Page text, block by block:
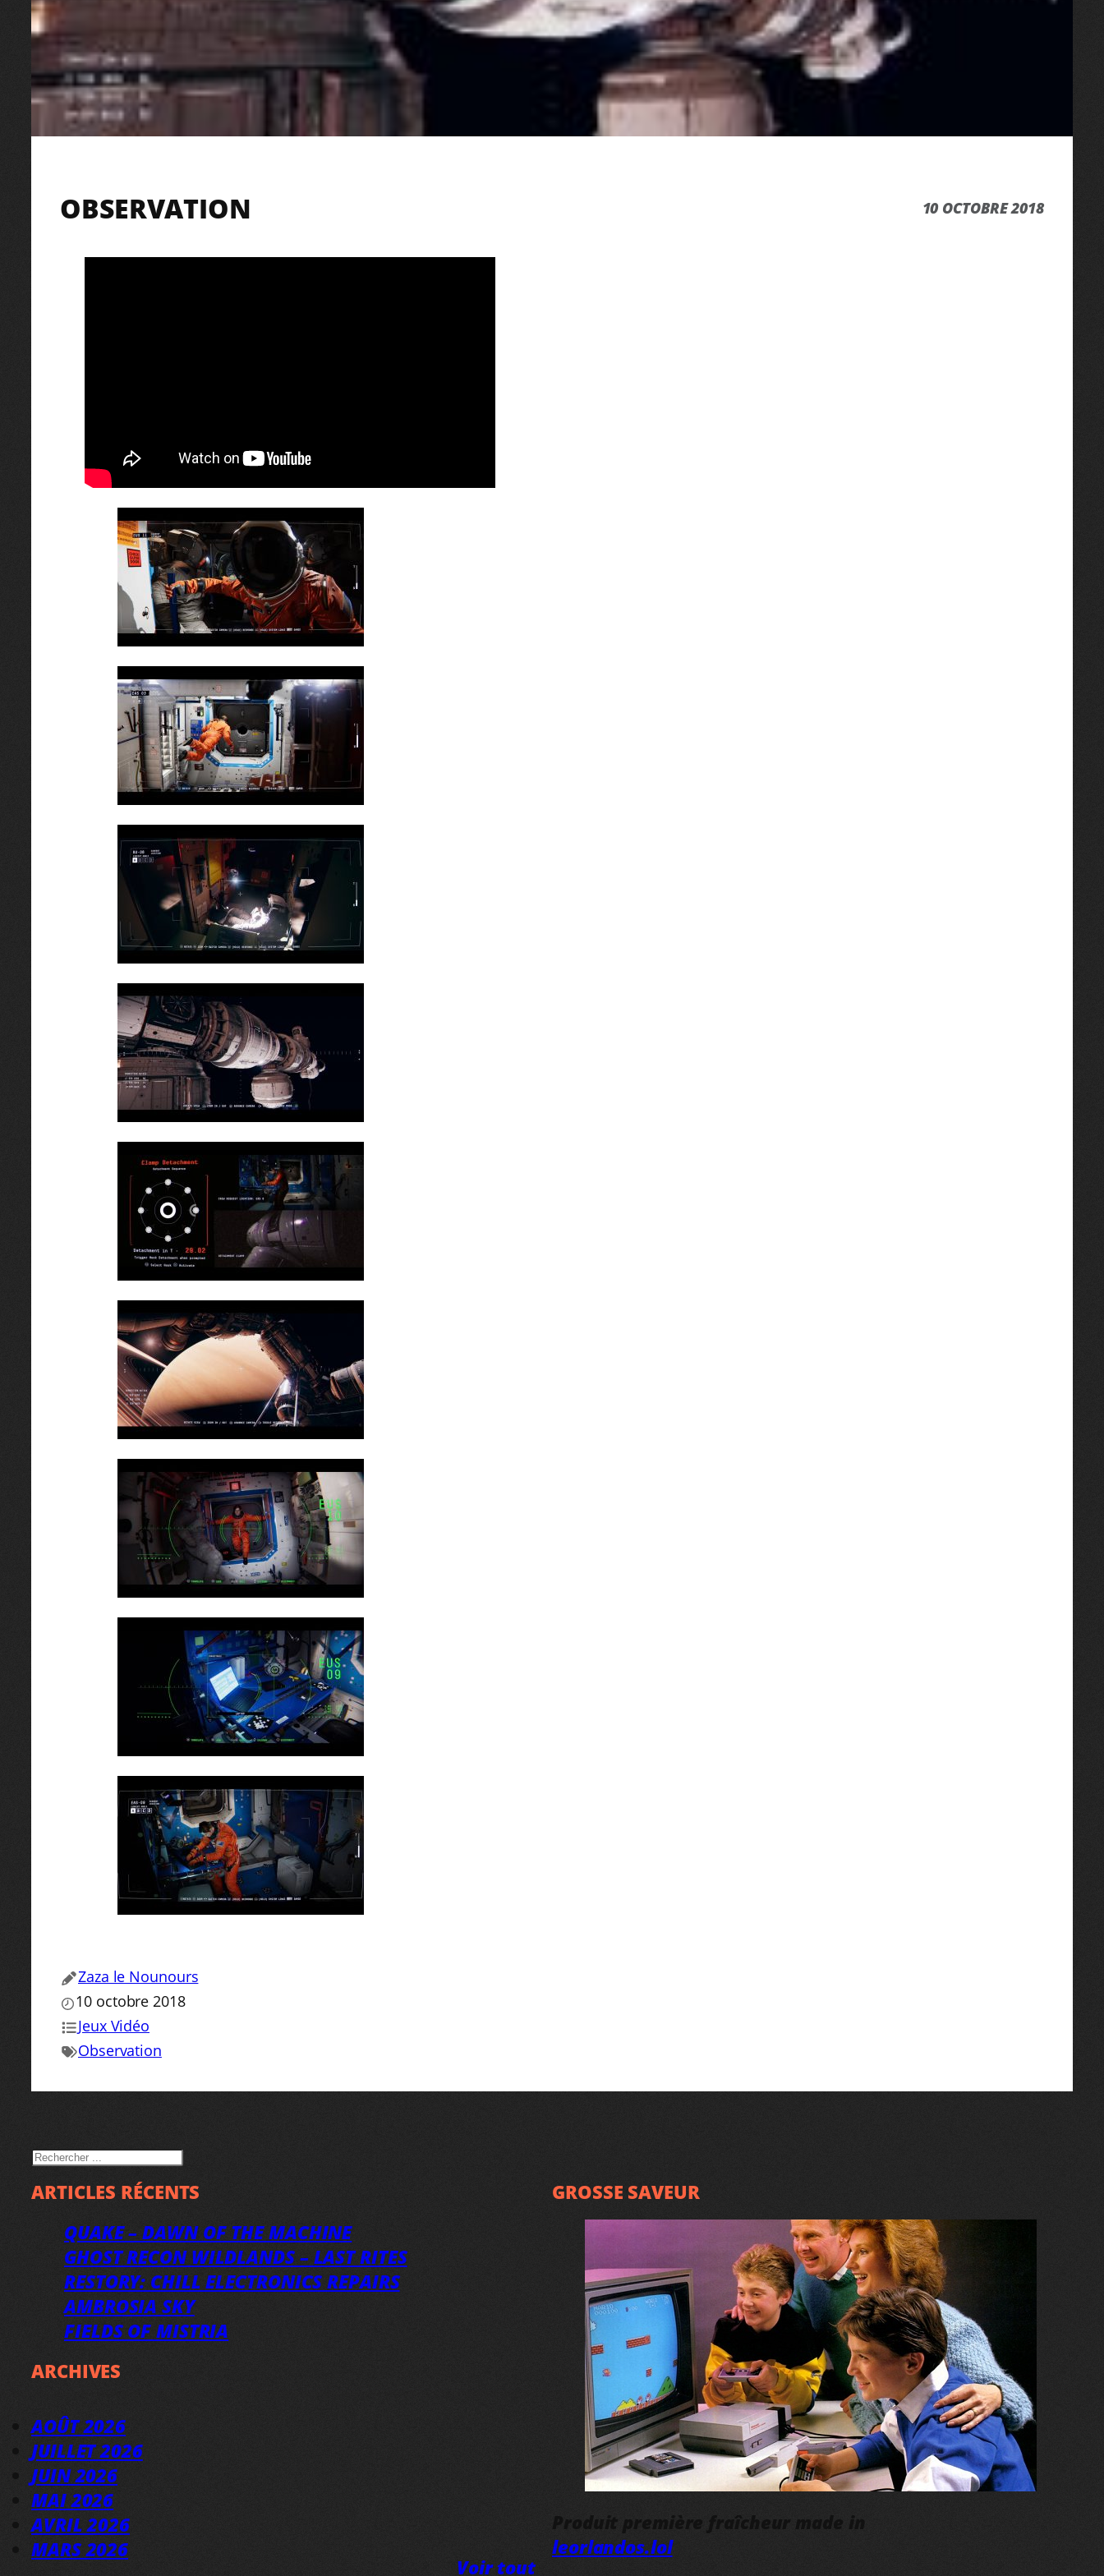
OBSERVATION 10 OCTOBRE 2018
Zaza le Nounours
10 octobre 2018
Jeux Vidéo
Observation
RECHERCHER
ARTICLES RÉCENTS
QUAKE – DAWN OF THE MACHINE
GHOST RECON WILDLANDS – LAST RITES
RESTORY: CHILL ELECTRONICS REPAIRS
AMBROSIA SKY
FIELDS OF MISTRIA
ARCHIVES
AOÛT 2026
JUILLET 2026
JUIN 2026
MAI 2026
AVRIL 2026
MARS 2026
Voir tout
GROSSE SAVEUR
Produit première fraîcheur made in
leorlandos.lol